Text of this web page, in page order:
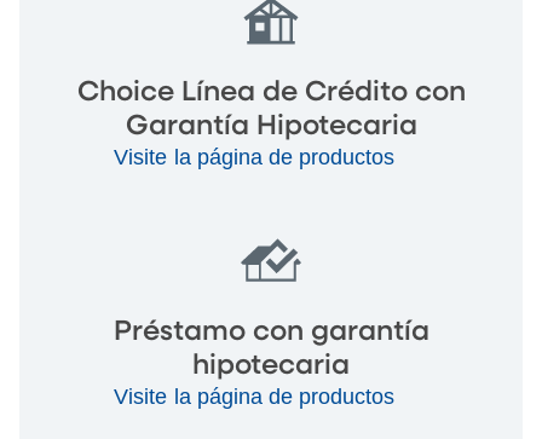
Choice Línea de Crédito con
Garantía Hipotecaria
Visite la página de productos
Préstamo con garantía
hipotecaria
Visite la página de productos